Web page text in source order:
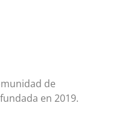
de
en 2019.